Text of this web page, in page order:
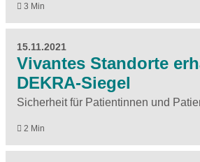
3 Min
15.11.2021
Vivantes Standorte
DEKRA-Siegel
Sicherheit für Patientinnen und
2 Min